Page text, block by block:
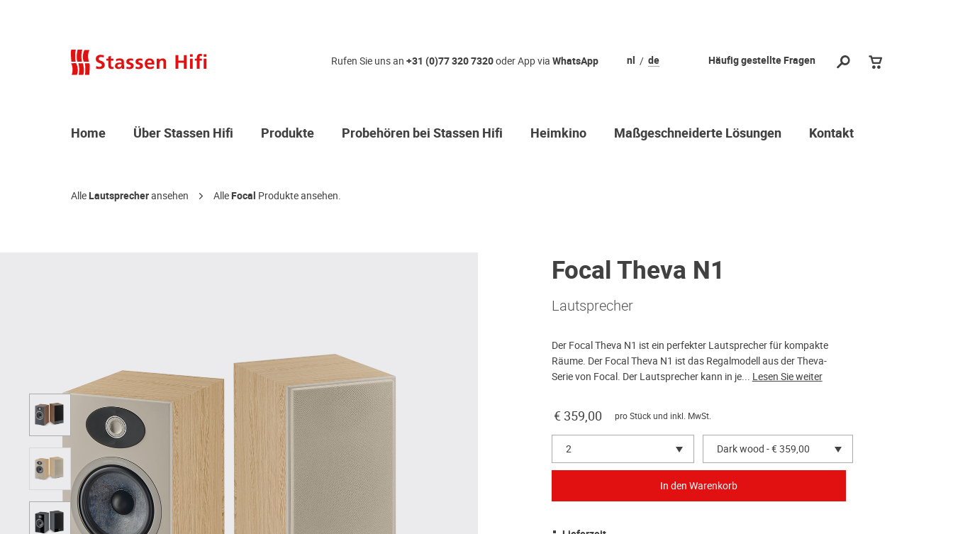
Häufig gestellte Fragen
nl de
Rufen Sie uns an +31 (0)77 320 7320oder App via WhatsApp
Home Über Stassen Hifi Produkte Probehören bei Stassen Hifi Heimkino Maßgeschneiderte Lösungen Kontakt
AlleLautsprecheransehen AlleFocal Produkte ansehen.
Focal Theva N1
Lautsprecher
Der Focal Theva N1 ist ein perfekter Lautsprecher für kompakte
Räume. Der Focal Theva N1 ist das Regalmodell aus der Theva-
Serie von Focal. Der Lautsprecher kann in je... Lesen Sie weiter
€ 359,00 pro Stück und inkl. MwSt.
2 Dark wood - € 359,00